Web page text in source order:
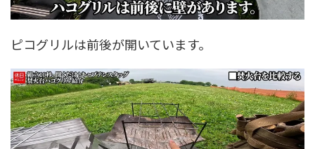
ピコグリルは前後が開いています。